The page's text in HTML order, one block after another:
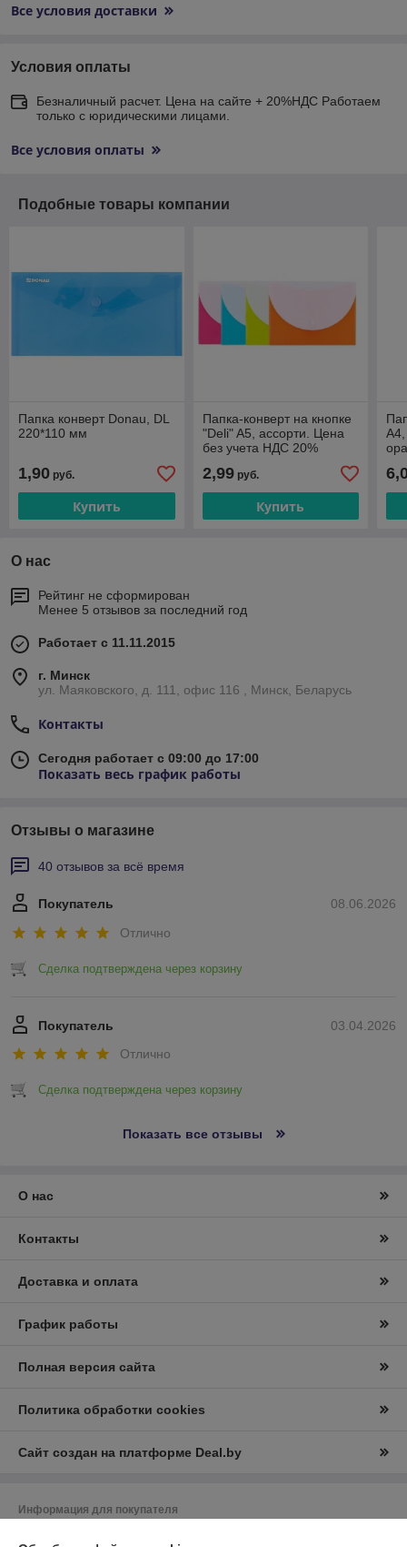
Все условия доставки
Условия оплаты
Безналичный расчет. Цена на сайте + 20%НДС Работаем
только с юридическими лицами.
Все условия оплаты
Подобные товары компании
Папка конверт Donau, DL
220*110 мм
1,90 руб.
Купить
Папка-конверт на кнопке
"Deli" A5, ассорти. Цена
без учета НДС 20%
2,99руб.
Купить
О нас
Рейтинг не сформирован
Менее 5 отзывов за последний год
Работает с 11.11.2015
г. Минск
ул. Маяковского, д. 111, офис 116 , Минск, Беларусь
Контакты
Сегодня работает с 09:00 до 17:00
Показать весь график работы
Отзывы о магазине
40 отзывов за всё время
08.06.2026
Покупатель
Отлично
Сделка подтверждена через корзину
03.04.2026
Покупатель
Отлично
Сделка подтверждена через корзину
Показать все отзывы
О нас
Контакты
Доставка и оплата
График работы
Полная версия сайта
Политика обработки cookies
Сайт создан на платформе Deal.by
Информация для покупателя